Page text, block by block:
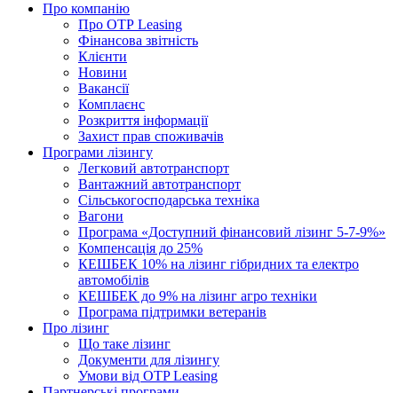
Про компанію
Про ОТР Leasing
Фінансова звітність
Клієнти
Новини
Вакансії
Комплаєнс
Розкриття інформації
Захист прав споживачів
Програми лізингу
Легковий автотранспорт
Вантажний автотранспорт
Cільськогосподарська техніка
Вагони
Програма «Доступний фінансовий лізинг 5-7-9%»
Компенсація до 25%
КЕШБЕК 10% на лізинг гібридних та електро
автомобілів
КЕШБЕК до 9% на лізинг агро техніки
Програма підтримки ветеранів
Про лізинг
Що таке лізинг
Документи для лізингу
Умови від OTP Leasing